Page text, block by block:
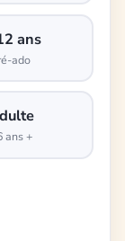
ans
ado
ans +